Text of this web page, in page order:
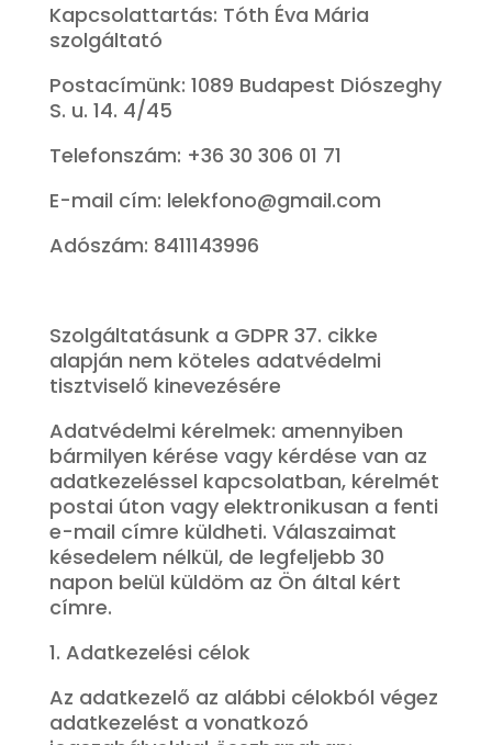
Kapcsolattartás: Tóth Éva Mária
szolgáltató
Postacímünk: 1089 Budapest Diószeghy
S. u. 14. 4/45
Telefonszám: +36 30 306 01 71
E-mail cím: lelekfono@gmail.com
Adószám: 8411143996
Szolgáltatásunk a GDPR 37. cikke
alapján nem köteles adatvédelmi
tisztviselő kinevezésére
Adatvédelmi kérelmek: amennyiben
bármilyen kérése vagy kérdése van az
adatkezeléssel kapcsolatban, kérelmét
postai úton vagy elektronikusan a fenti
e-mail címre küldheti. Válaszaimat
késedelem nélkül, de legfeljebb 30
napon belül küldöm az Ön által kért
címre.
1. Adatkezelési célok
Az adatkezelő az alábbi célokból végez
adatkezelést a vonatkozó